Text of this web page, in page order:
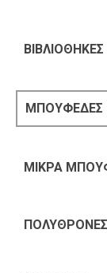
ΒΙΒΛΙΟΘΗΚΕΣ
ΜΠΟΥΦΕΔΕΣ
ΜΙΚΡΑ